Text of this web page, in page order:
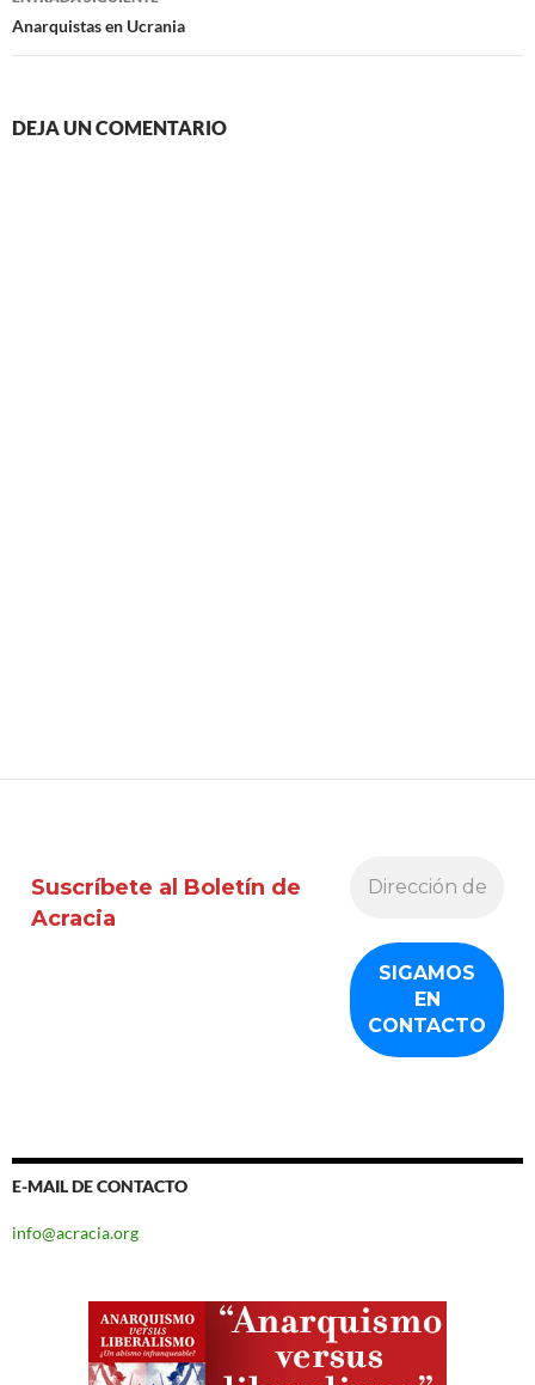
Anarquistas en Ucrania
DEJA UN COMENTARIO
Suscríbete al Boletín de
Acracia
E-MAIL DE CONTACTO
info@acracia.org